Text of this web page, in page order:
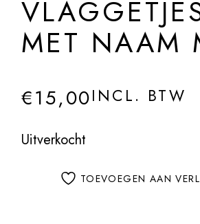
MET NAAM
€15,00INCL. BTW
Uitverkocht
TOEVOEGEN AAN